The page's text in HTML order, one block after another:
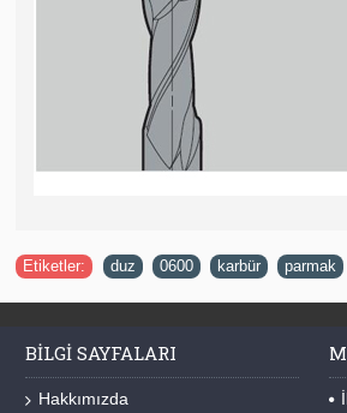
Etiketler: duz 0600 karbür parmak
BILGI SAYFALARI
Hakkımızda